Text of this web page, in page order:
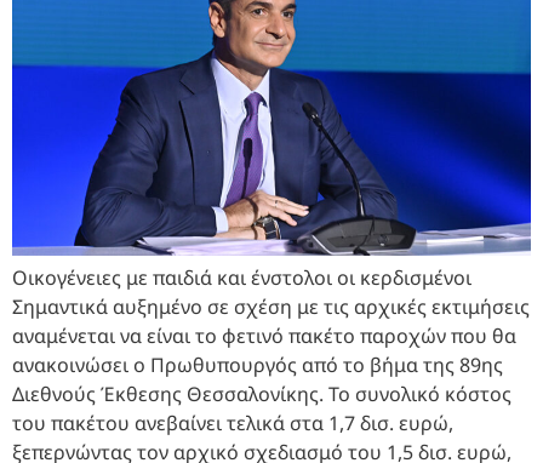
Οικογένειες με παιδιά και ένστολοι οι κερδισμένοι
Σημαντικά αυξημένο σε σχέση με τις αρχικές εκτιμήσεις
αναμένεται να είναι το φετινό πακέτο παροχών που θα
ανακοινώσει ο Πρωθυπουργός από το βήμα της 89ης
Διεθνούς Έκθεσης Θεσσαλονίκης. Το συνολικό κόστος
του πακέτου ανεβαίνει τελικά στα 1,7 δισ. ευρώ,
ξεπερνώντας τον αρχικό σχεδιασμό του 1,5 δισ. ευρώ,